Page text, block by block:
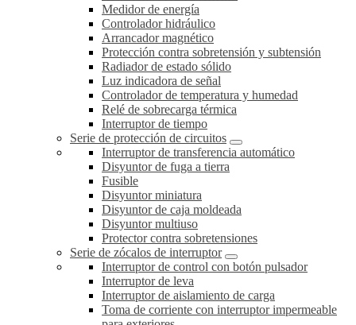
Medidor de energía
Controlador hidráulico
Arrancador magnético
Protección contra sobretensión y subtensión
Radiador de estado sólido
Luz indicadora de señal
Controlador de temperatura y humedad
Relé de sobrecarga térmica
Interruptor de tiempo
Serie de protección de circuitos
Interruptor de transferencia automático
Disyuntor de fuga a tierra
Fusible
Disyuntor miniatura
Disyuntor de caja moldeada
Disyuntor multiuso
Protector contra sobretensiones
Serie de zócalos de interruptor
Interruptor de control con botón pulsador
Interruptor de leva
Interruptor de aislamiento de carga
Toma de corriente con interruptor impermeable